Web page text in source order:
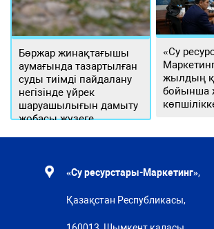
Бөржар жинақтағышы
аумағында тазартылған
суды тиімді пайдалану
негізінде үйрек
шаруашылығын дамыту
жобасы жүзеге
«Су
жылдың
бойынша
«Су ресурстары-Маркетинг»,
Қазақстан Республикасы,